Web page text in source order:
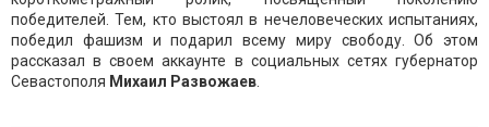
победителей. Тем, кто выстоял в нечеловеческих испытаниях,
победил фашизм и подарил всему миру свободу. Об этом
рассказал в своем аккаунте в социальных сетях губернатор
Севастополя Михаил Развожаев